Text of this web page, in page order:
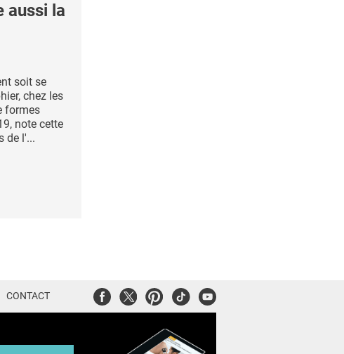
aussi la
soit se
chez les
formes
note cette
de l'...
CONTACT FacebookTwitterPinterest
TiktokYoutube